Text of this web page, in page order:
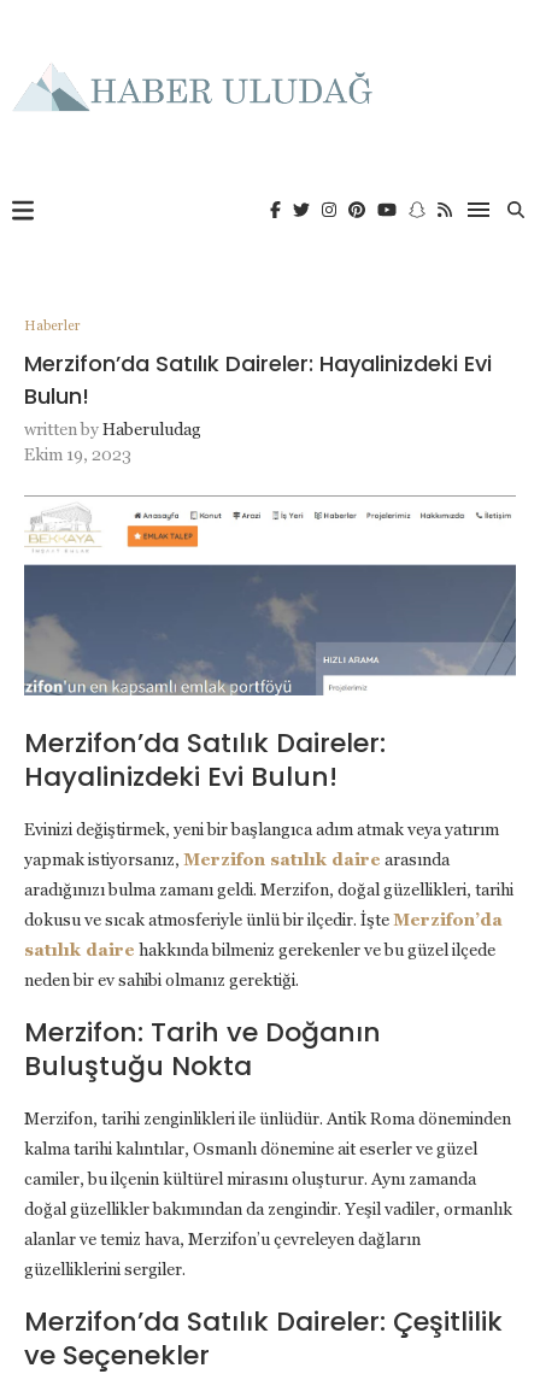
Haberler
Merzifon’da Satılık Daireler: Hayalinizdeki Evi
Bulun!
written byHaberuludag
Ekim 19, 2023
Merzifon’da Satılık Daireler:
Hayalinizdeki Evi Bulun!
Evinizi değiştirmek, yeni bir başlangıca adım atmak veya yatırım
yapmak istiyorsanız, Merzifon satılık daire arasında
aradığınızı bulma zamanı geldi. Merzifon, doğal güzellikleri, tarihi
dokusu ve sıcak atmosferiyle ünlü bir ilçedir. İşteMerzifon’da
satılık daire hakkında bilmeniz gerekenler ve bu güzel ilçede
neden bir ev sahibi olmanız gerektiği.
Merzifon: Tarih ve Doğanın
Buluştuğu Nokta
Merzifon, tarihi zenginlikleri ile ünlüdür. Antik Roma döneminden
kalma tarihi kalıntılar, Osmanlı dönemine ait eserler ve güzel
camiler, bu ilçenin kültürel mirasını oluşturur. Aynı zamanda
doğal güzellikler bakımından da zengindir. Yeşil vadiler, ormanlık
alanlar ve temiz hava, Merzifon’u çevreleyen dağların
güzelliklerini sergiler.
Merzifon’da Satılık Daireler: Çeşitlilik
ve Seçenekler